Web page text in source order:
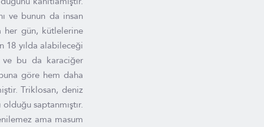
ve bunun da insan
her gün, kütlelerine
18 yılda alabileceği
ve bu da karaciğer
göre hem daha
Triklosan, deniz
saptanmıştır.
ama masum